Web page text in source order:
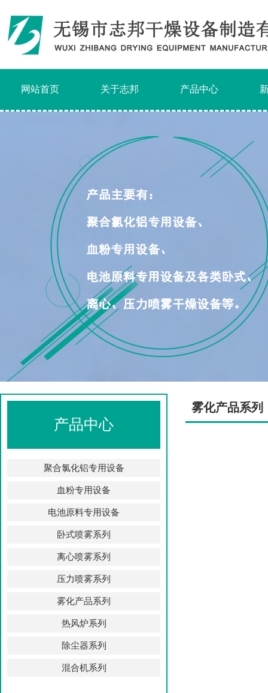
网站首页 关于志邦 产品中心
产品中心
聚合氯化铝专用设备
血粉专用设备
电池原料专用设备
卧式喷雾系列
离心喷雾系列
压力喷雾系列
雾化产品系列
热风炉系列
除尘器系列
混合机系列
雾化产品系列